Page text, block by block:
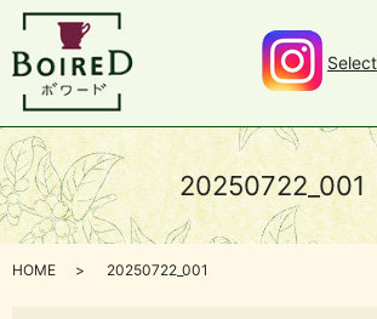
20250722_001
HOME 20250722_001